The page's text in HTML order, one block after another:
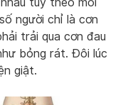
tùy theo mỗi
người chỉ là cơn
trải qua cơn đau
bỏng rát. Đôi lúc
giật.